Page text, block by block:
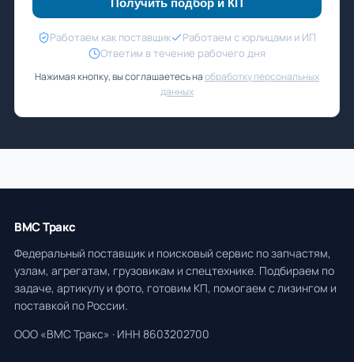
Получить подбор и КП
Работаем как поставщик
Работаем с юрлицами и ИП
Ответим в течение рабочего дня
Нажимая кнопку, вы соглашаетесь наобработку персональных
данных
ВМС Тракс
Федеральный поставщик и поисковый сервис по запчастям,
узлам, агрегатам, грузовикам и спецтехнике. Подбираем по
задаче, артикулу и фото, готовим КП, помогаем с лизингом и
поставкой по России.
ООО «ВМС Тракс» · ИНН 8603202700